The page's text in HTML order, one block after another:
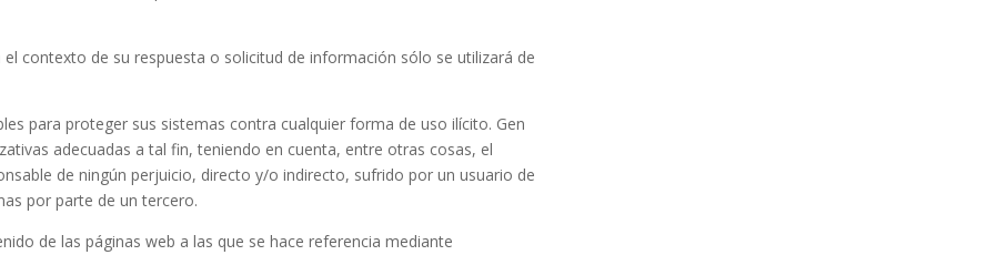
contexto de su respuesta o solicitud de información sólo se utilizará de
para proteger sus sistemas contra cualquier forma de uso ilícito. Gen
adecuadas a tal fin, teniendo en cuenta, entre otras cosas, el
de ningún perjuicio, directo y/o indirecto, sufrido por un usuario de
por parte de un tercero.
de las páginas web a las que se hace referencia mediante